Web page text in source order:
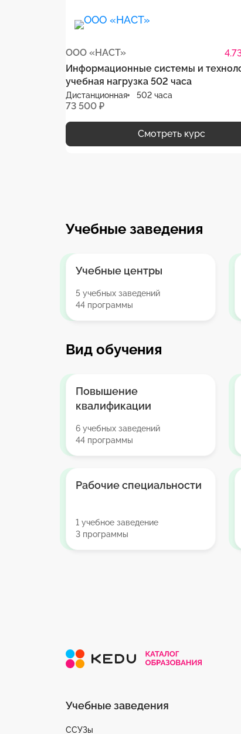
ООО «НАСТ»
Информационные системы и
учебная нагрузка 502 часа
Дистанционная 502 часа
73 500 ₽
Смотреть курс
Учебные заведения
Учебные центры
5 учебных заведений
44 программы
Вид обучения
Повышение
квалификации
6 учебных заведений
44 программы
Рабочие специальности
1 учебное заведение
3 программы
Учебные заведения
ССУЗы